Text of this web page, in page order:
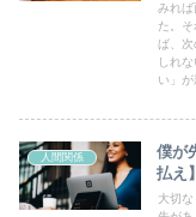
みれば
た。
ば、次
しれ
い」が
人間関係
僕が
払え】
大切